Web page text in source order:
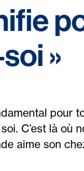
»
pour
C’est là où
aime son